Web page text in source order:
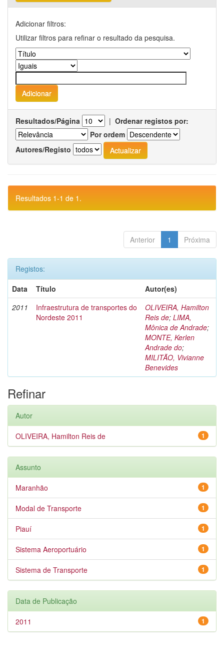
Adicionar filtros:
Utilizar filtros para refinar o resultado da pesquisa.
Resultados/Página | Ordenar registos por:
Por ordem
Autores/Registo
Resultados 1-1 de 1.
Anterior 1 Próxima
Registos:
Data
Título
Autor(es)
2011
Infraestrutura de transportes do
Nordeste 2011
OLIVEIRA, Hamilton
Reis de; LIMA,
Mônica de Andrade;
MONTE, Kerlen
Andrade do;
MILITÃO, Vivianne
Benevides
Refinar
Autor
1
OLIVEIRA, Hamilton Reis de
Assunto
1
Maranhão
1
Modal de Transporte
1
Piauí
1
Sistema Aeroportuário
1
Sistema de Transporte
Data de Publicação
1
2011